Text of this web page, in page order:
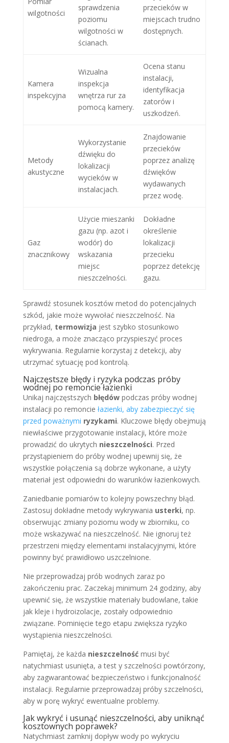
wilgotności
sprawdzenia
poziomu
wilgotności w
ścianach.
przecieków w
miejscach trudno
dostępnych.
Kamera
inspekcyjna
Wizualna
inspekcja
wnętrza rur za
pomocą kamery.
Ocena stanu
instalacji,
identyfikacja
zatorów i
uszkodzeń.
Metody
akustyczne
Wykorzystanie
dźwięku do
lokalizacji
wycieków w
instalacjach.
Znajdowanie
przecieków
poprzez analizę
dźwięków
wydawanych
przez wodę.
Gaz
znacznikowy
Użycie mieszanki
gazu (np. azot i
wodór) do
wskazania
miejsc
nieszczelności.
Dokładne
określenie
lokalizacji
przecieku
poprzez detekcję
gazu.
Sprawdź stosunek kosztów metod do potencjalnych
szkód, jakie może wywołać nieszczelność. Na
przykład, termowizja jest szybko stosunkowo
niedroga, a może znacząco przyspieszyć proces
wykrywania. Regularnie korzystaj z detekcji, aby
utrzymać sytuację pod kontrolą.
Najczęstsze błędy i ryzyka podczas próby
wodnej po remoncie łazienki
Unikaj najczęstszych błędówpodczas próby wodnej
instalacji po remoncie łazienki, aby zabezpieczyć się
przed poważnymi ryzykami. Kluczowe błędy obejmują
niewłaściwe przygotowanie instalacji, które może
prowadzić do ukrytych nieszczelności. Przed
przystąpieniem do próby wodnej upewnij się, że
wszystkie połączenia są dobrze wykonane, a użyty
materiał jest odpowiedni do warunków łazienkowych.
Zaniedbanie pomiarów to kolejny powszechny błąd.
Zastosuj dokładne metody wykrywania usterki, np.
obserwując zmiany poziomu wody w zbiorniku, co
może wskazywać na nieszczelność. Nie ignoruj też
przestrzeni między elementami instalacyjnymi, które
powinny być prawidłowo uszczelnione.
Nie przeprowadzaj prób wodnych zaraz po
zakończeniu prac. Zaczekaj minimum 24 godziny, aby
upewnić się, że wszystkie materiały budowlane, takie
jak kleje i hydroizolacje, zostały odpowiednio
związane. Pominięcie tego etapu zwiększa ryzyko
wystąpienia nieszczelności.
Pamiętaj, że każda nieszczelnośćmusi być
natychmiast usunięta, a test y szczelności powtórzony,
aby zagwarantować bezpieczeństwo i funkcjonalność
instalacji. Regularnie przeprowadzaj próby szczelności,
aby w porę wykryć ewentualne problemy.
Jak wykryć i usunąć nieszczelności, aby uniknąć
kosztownych poprawek?
Natychmiast zamknij dopływ wody po wykryciu